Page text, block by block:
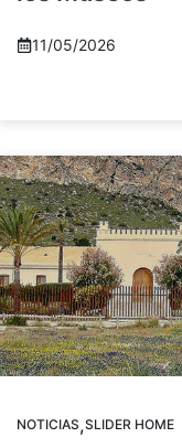
11/05/2026
NOTICIAS,SLIDER HOME